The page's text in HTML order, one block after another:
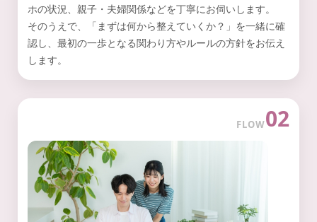
ホの状況、親子・夫婦関係などを丁寧にお伺いします。
そのうえで、「まずは何から整えていくか？」を一緒に確
認し、最初の一歩となる関わり方やルールの方針をお伝え
します。
FLOW02